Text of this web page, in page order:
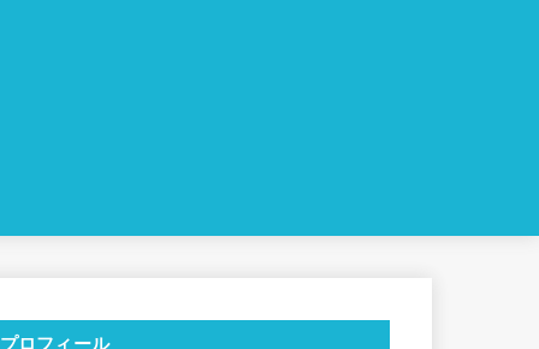
プロフィール